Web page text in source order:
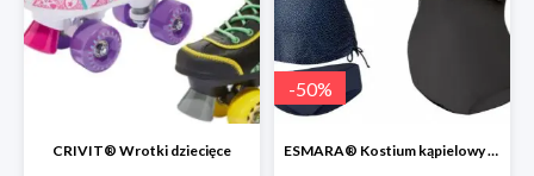
CRIVIT® Wrotki dziecięce
-50%
ESMARA® Kostium kąpielowy ciążowy lub tankini ciążowe -50%